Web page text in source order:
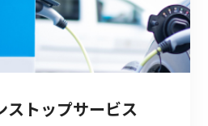
ストップサービス